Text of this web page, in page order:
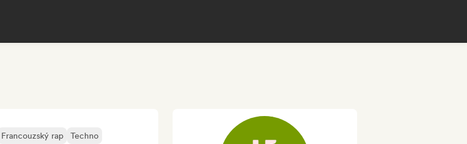
Francouzský rap Techno